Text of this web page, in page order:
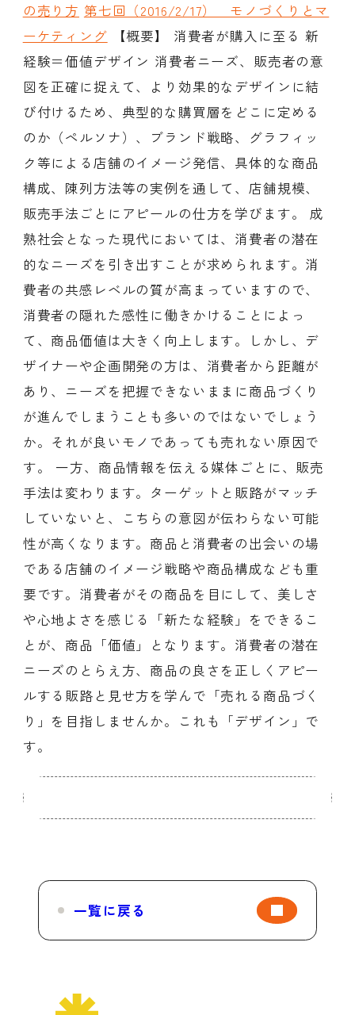
会員ログイン
デザイン相談
お問い合わせ
見学申込
ブランディングのご相談
ビジネスマッチングはこちら
サービス
サイトへ
の売り方 第七回（2016/2/17） モノづくりとマ
ーケティング 【概要】 消費者が購入に至る 新
経験＝価値デザイン 消費者ニーズ、販売者の意
図を正確に捉えて、より効果的なデザインに結
び付けるため、典型的な購買層をどこに定める
のか（ペルソナ）、ブランド戦略、グラフィッ
ク等による店舗のイメージ発信、具体的な商品
構成、陳列方法等の実例を通して、店舗規模、
販売手法ごとにアピールの仕方を学びます。 成
熟社会となった現代においては、消費者の潜在
的なニーズを引き出すことが求められます。消
費者の共感レベルの質が高まっていますので、
消費者の隠れた感性に働きかけることによっ
て、商品価値は大きく向上します。しかし、デ
ザイナーや企画開発の方は、消費者から距離が
あり、ニーズを把握できないままに商品づくり
が進んでしまうことも多いのではないでしょう
か。それが良いモノであっても売れない原因で
す。 一方、商品情報を伝える媒体ごとに、販売
手法は変わります。ターゲットと販路がマッチ
していないと、こちらの意図が伝わらない可能
性が高くなります。商品と消費者の出会いの場
である店舗のイメージ戦略や商品構成なども重
要です。消費者がその商品を目にして、美しさ
や心地よさを感じる「新たな経験」をできるこ
とが、商品「価値」となります。消費者の潜在
ニーズのとらえ方、商品の良さを正しくアピー
ルする販路と見せ方を学んで「売れる商品づく
り」を目指しませんか。これも「デザイン」で
す。
一覧に戻る